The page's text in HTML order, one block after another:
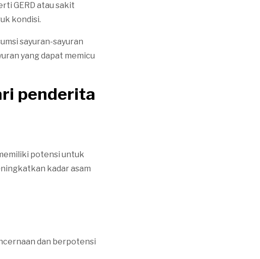
GERD atau sakit
kondisi.
sayuran-sayuran
yang dapat memicu
penderita
potensi untuk
kadar asam
dan berpotensi